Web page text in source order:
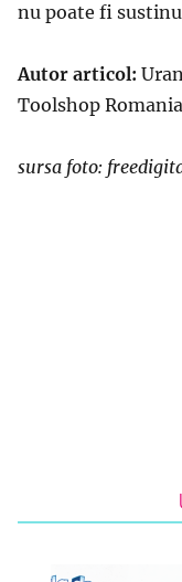
nu poate fi
Autor articol:
Toolshop Romania
sursa foto: